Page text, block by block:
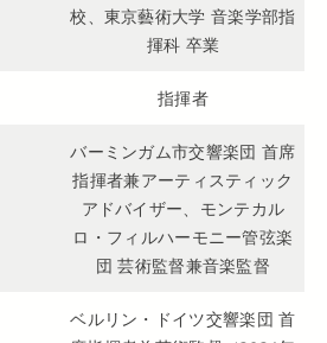
校、東京藝術大学 音楽学部指
揮科 卒業
指揮者
バーミンガム市交響楽団 首席
指揮者兼アーティスティック
アドバイザー、モンテカル
ロ・フィルハーモニー管弦楽
団 芸術監督兼音楽監督
ベルリン・ドイツ交響楽団 首